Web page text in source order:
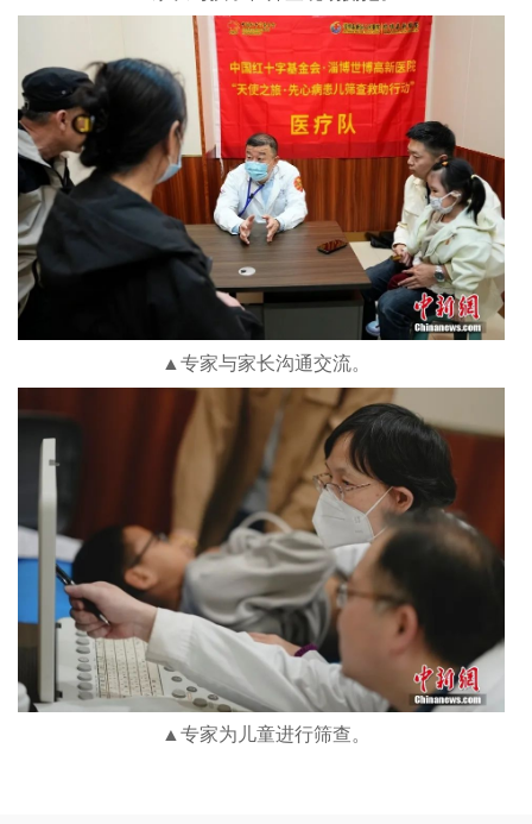
▲专家与家长沟通交流。
▲专家为儿童进行筛查。